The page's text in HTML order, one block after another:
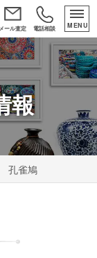
メール査定 電話相談 MENU
報
孔雀鳩